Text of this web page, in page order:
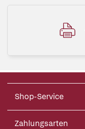
Shop-Service
Zahlungsarten